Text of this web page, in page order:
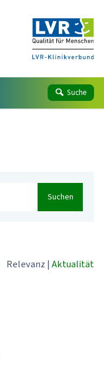
Suche
Suchen
Relevanz | Aktualität